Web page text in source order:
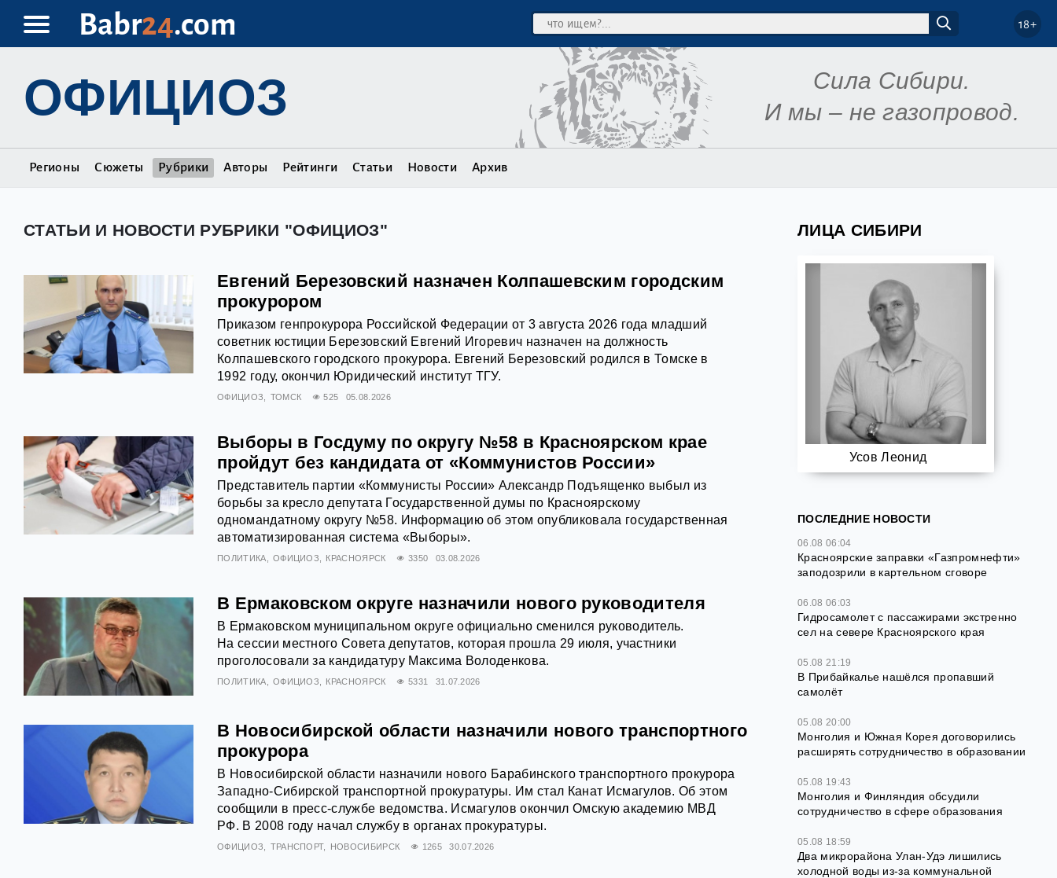
Babr24.com 18+
Сила Сибири.
И мы – не газопровод.
ОФИЦИОЗ
Регионы Сюжеты Рубрики Авторы Рейтинги Статьи Новости Архив
СТАТЬИ И НОВОСТИ РУБРИКИ "ОФИЦИОЗ"
Евгений Березовский назначен Колпашевским городским
прокурором
Приказом генпрокурора Российской Федерации от 3 августа 2026 года младший
советник юстиции Березовский Евгений Игоревич назначен на должность
Колпашевского городского прокурора. Евгений Березовский родился в Томске в
1992 году, окончил Юридический институт ТГУ.
ОФИЦИОЗ ТОМСК 525 05.08.2026
Выборы в Госдуму по округу №58 в Красноярском крае
пройдут без кандидата от «Коммунистов России»
Представитель партии «Коммунисты России» Александр Подъященко выбыл из
борьбы за кресло депутата Государственной думы по Красноярскому
одномандатному округу №58. Информацию об этом опубликовала государственная
автоматизированная система «Выборы».
ПОЛИТИКА ОФИЦИОЗ КРАСНОЯРСК 3350 03.08.2026
В Ермаковском округе назначили нового руководителя
В Ермаковском муниципальном округе официально сменился руководитель.
На сессии местного Совета депутатов, которая прошла 29 июля, участники
проголосовали за кандидатуру Максима Володенкова.
ПОЛИТИКА ОФИЦИОЗ КРАСНОЯРСК 5331 31.07.2026
В Новосибирской области назначили нового транспортного
прокурора
В Новосибирской области назначили нового Барабинского транспортного прокурора
Западно-Сибирской транспортной прокуратуры. Им стал Канат Исмагулов. Об этом
сообщили в пресс-службе ведомства. Исмагулов окончил Омскую академию МВД
РФ. В 2008 году начал службу в органах прокуратуры.
ОФИЦИОЗ ТРАНСПОРТ НОВОСИБИРСК 1265 30.07.2026
ЛИЦА СИБИРИ
Усов Леонид
ПОСЛЕДНИЕ НОВОСТИ
06.08 06:04
Красноярские заправки «Газпромнефти»
заподозрили в картельном сговоре
06.08 06:03
Гидросамолет с пассажирами экстренно
сел на севере Красноярского края
05.08 21:19
В Прибайкалье нашёлся пропавший
самолёт
05.08 20:00
Монголия и Южная Корея договорились
расширять сотрудничество в образовании
05.08 19:43
Монголия и Финляндия обсудили
сотрудничество в сфере образования
05.08 18:59
Два микрорайона Улан-Удэ лишились
холодной воды из-за коммунальной